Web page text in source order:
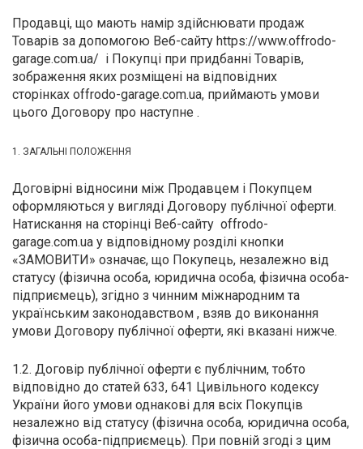
Оплата и доставка
Контакты
Продавці, що мають намір здійснювати продаж
Товарів за допомогою Веб-сайту https://www.offrodo-
garage.com.ua/ і Покупці при придбанні Товарів,
зображення яких розміщені на відповідних
сторінках offrodo-garage.com.ua, приймають умови
цього Договору про наступне .
1. ЗАГАЛЬНІ ПОЛОЖЕННЯ
Договірні відносини між Продавцем і Покупцем
оформляються у вигляді Договору публічної оферти.
Натискання на сторінці Веб-сайту offrodo-
garage.com.ua у відповідному розділі кнопки
«ЗАМОВИТИ» означає, що Покупець, незалежно від
статусу (фізична особа, юридична особа, фізична особа-
підприємець), згідно з чинним міжнародним та
українським законодавством , взяв до виконання
умови Договору публічної оферти, які вказані нижче.
1.2. Договір публічної оферти є публічним, тобто
відповідно до статей 633, 641 Цивільного кодексу
України його умови однакові для всіх Покупців
незалежно від статусу (фізична особа, юридична особа,
фізична особа-підприємець). При повній згоді з цим